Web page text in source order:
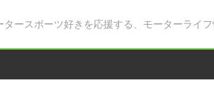
ースポーツ好きを応援する、モーターライフ